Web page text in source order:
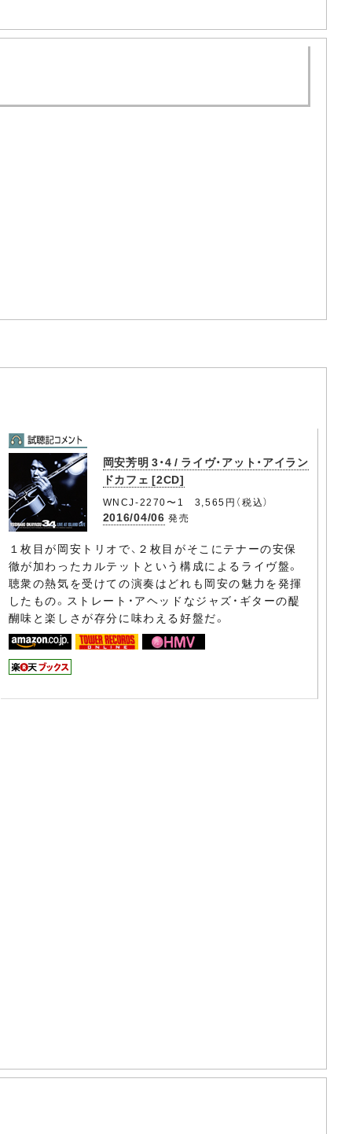
岡安芳明 3・4 / ライヴ・アット・アイラン
ドカフェ [2CD]
WNCJ-2270〜1 3,565円（税込）
2016/04/06 発売
１枚目が岡安トリオで、２枚目がそこにテナーの安保
徹が加わったカルテットという構成によるライヴ盤。
聴衆の熱気を受けての演奏はどれも岡安の魅力を発揮
したもの。ストレート・アヘッドなジャズ・ギターの醍
醐味と楽しさが存分に味わえる好盤だ。